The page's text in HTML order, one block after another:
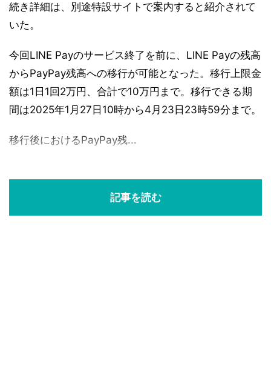
続き詳細は、別途特設サイトで案内すると紹介されて
いた。
今回LINE Payのサービス終了を前に、LINE Payの残高
からPayPay残高への移行が可能となった。移行上限金
額は1日1回2万円、合計で10万円まで。移行できる期
間は2025年1月27日10時から4月23日23時59分まで。
移行後におけるPayPay残...
記事を読む